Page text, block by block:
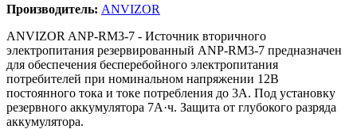
Производитель: ANVIZOR
ANVIZOR ANP-RM3-7 - Источник вторичного
электропитания резервированный ANP-RM3-7 предназначен
для обеспечения бесперебойного электропитания
потребителей при номинальном напряжении 12В
постоянного тока и токе потребления до 3А. Под установку
резервного аккумулятора 7А·ч. Защита от глубокого разряда
аккумулятора.